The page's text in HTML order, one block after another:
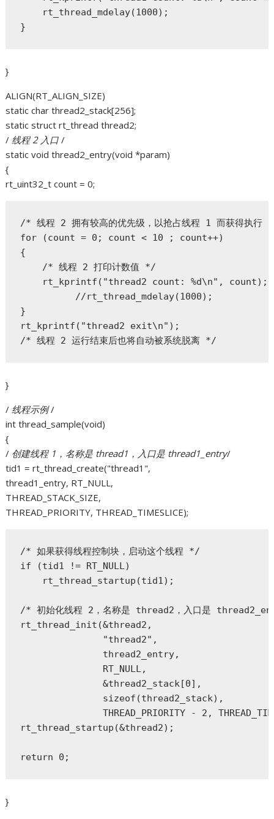
    rt_thread_mdelay(1000);
}
}
ALIGN(RT_ALIGN_SIZE)
static char thread2_stack[256];
static struct rt_thread thread2;
/ 线程 2 入口/
static void thread2_entry(void *param)
{
rt_uint32_t count = 0;
/* 线程 2 拥有较高的优先级，以抢占线程 1 而获得执行
for (count = 0; count < 10 ; count++)
{
    /* 线程 2 打印计数值 */
    rt_kprintf("thread2 count: %d\n", count);
          //rt_thread_mdelay(1000);
}
rt_kprintf("thread2 exit\n");
/* 线程 2 运行结束后也将自动被系统脱离 */
}
/ 线程示例/
int thread_sample(void)
{
/ 创建线程 1，名称是 thread1，入口是 thread1_entry/
tid1 = rt_thread_create("thread1",
thread1_entry, RT_NULL,
THREAD_STACK_SIZE,
THREAD_PRIORITY, THREAD_TIMESLICE);
/* 如果获得线程控制块，启动这个线程 */
if (tid1 != RT_NULL)
    rt_thread_startup(tid1);
/* 初始化线程 2，名称是 thread2，入口是
rt_thread_init(&thread2,
               "thread2",
               thread2_entry,
               RT_NULL,
               &thread2_stack[0],
               sizeof(thread2_stack),
THREAD_PRIORITY - 2,
rt_thread_startup(&thread2);
return 0;
}